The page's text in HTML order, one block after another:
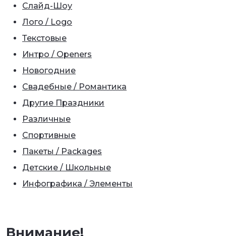
Слайд-Шоу
Лого / Logo
Текстовые
Интро / Openers
Новогодние
Свадебные / Романтика
Другие Праздники
Различные
Спортивные
Пакеты / Packages
Детские / Школьные
Инфографика / Элементы
Внимание!